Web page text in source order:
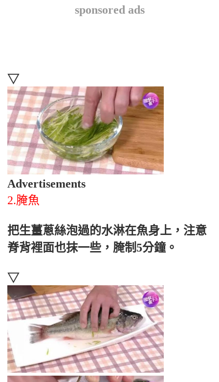
sponsored ads
▽
Advertisements
2.腌魚
把生薑蔥絲泡過的水淋在魚身上，注意
脊背裡面也抹一些，腌制5分鐘。
▽